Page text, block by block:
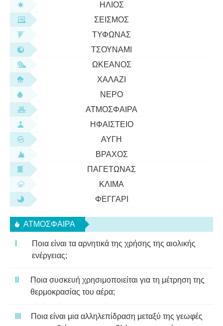
ΉΛΙΟΣ
ΣΕΙΣΜΌΣ
ΤΥΦΏΝΑΣ
ΤΣΟΥΝΆΜΙ
ΩΚΕΑΝΌΣ
ΧΑΛΆΖΙ
ΝΕΡΌ
ΑΤΜΌΣΦΑΙΡΑ
ΗΦΑΊΣΤΕΙΟ
ΑΥΓΉ
ΒΡΆΧΟΣ
ΠΑΓΕΤΏΝΑΣ
ΚΛΊΜΑ
ΦΕΓΓΆΡΙ
ΑΤΜΌΣΦΑΙΡΑ
Ποια είναι τα αρνητικά της χρήσης της αιολικής
ενέργειας;
Ποια συσκευή χρησιμοποιείται για τη μέτρηση της
θερμοκρασίας του αέρα;
Ποια είναι μια αλληλεπίδραση μεταξύ της γεωφές